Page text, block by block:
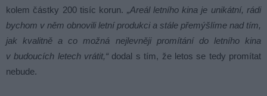
kolem částky 200 tisíc korun. „Areál letního kina je unikátní, rádi
bychom v něm obnovili letní produkci a stále přemýšlíme nad tím,
jak kvalitně a co možná nejlevněji promítání do letního kina
v budoucích letech vrátit,“ dodal s tím, že letos se tedy promítat
nebude.